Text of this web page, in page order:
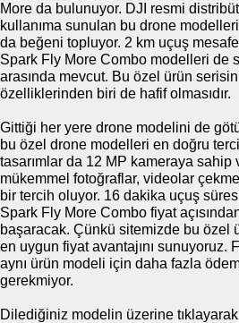
More da bulunuyor. DJI resmi
kullanıma sunulan bu drone
da beğeni topluyor. 2 km uçuş
Spark Fly More Combo modelleri de
arasında mevcut. Bu özel ürün
özelliklerinden biri de hafif olmasıdır.
Gittiği her yere drone modelini de
bu özel drone modelleri en doğru
tasarımlar da 12 MP kameraya sahip
mükemmel fotoğraflar, videolar
bir tercih oluyor. 16 dakika uçuş
Spark Fly More Combo fiyat
başaracak. Çünkü sitemizde bu özel
en uygun fiyat avantajını sunuyoruz.
aynı ürün modeli için daha fazla
gerekmiyor.
Dilediğiniz modelin üzerine